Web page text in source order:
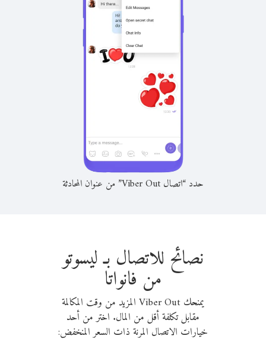
حدد “اتصال Viber Out” من عنوان المحادثة
نصائح للاتصال بـ ليسوتو
من فانواتا
يمنحك Viber Out المزيد من وقت المكالمة
مقابل تكلفة أقل من المال. اختر من أحد
خيارات الاتصال المرنة ذات السعر المنخفض: